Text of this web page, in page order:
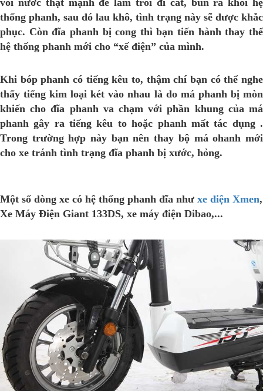
vòi nước thật mạnh để làm trôi đi cát, bùn ra khỏi hệ
thống phanh, sau đó lau khô, tình trạng này sẽ được khắc
phục. Còn đĩa phanh bị cong thì bạn tiến hành thay thế
hệ thống phanh mới cho “xế điện” của mình.
Khi bóp phanh có tiếng kêu to, thậm chí bạn có thể nghe
thấy tiếng kim loại két vào nhau là do má phanh bị mòn
khiến cho đĩa phanh va chạm với phần khung của má
phanh gây ra tiếng kêu to hoặc phanh mất tác dụng .
Trong trường hợp này bạn nên thay bộ má ohanh mới
cho xe tránh tình trạng đĩa phanh bị xước, hỏng.
Một số dòng xe có hệ thống phanh đĩa như xe điện Xmen,
Xe Máy Điện Giant 133DS, xe máy điện Dibao,...